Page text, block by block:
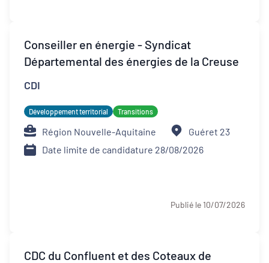
Conseiller en énergie - Syndicat
Départemental des énergies de la Creuse
CDI
Développement territorial Transitions
Région Nouvelle-Aquitaine
Guéret 23
Date limite de candidature 28/08/2026
Publié le 10/07/2026
CDC du Confluent et des Coteaux de